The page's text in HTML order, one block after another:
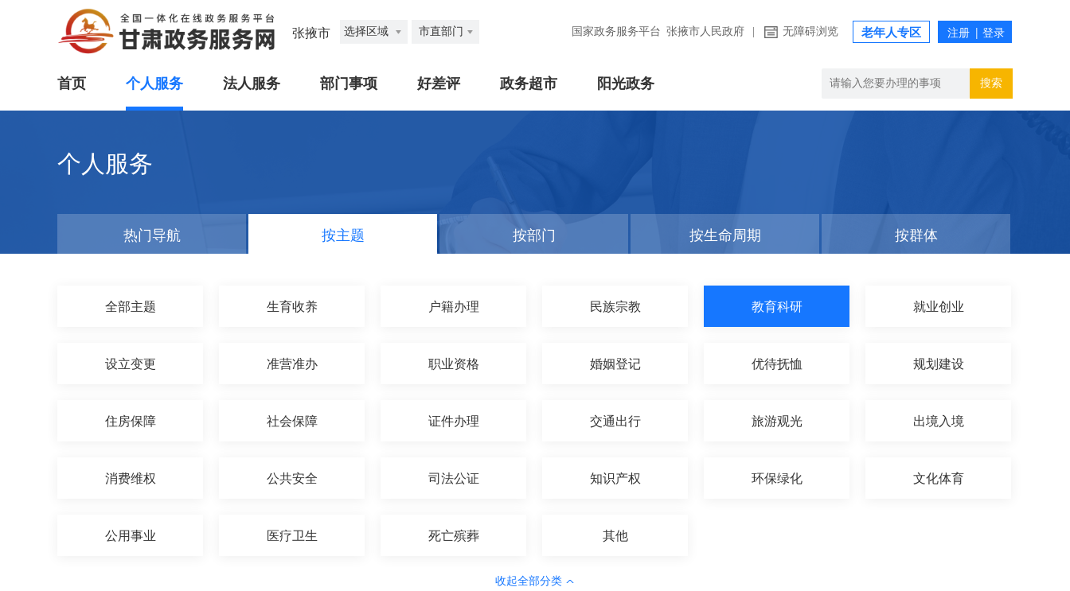
张掖市 选择区域 市直部门 国家政务服务平台 张掖市人民政府 无障碍浏览 老年人专区
首页 个人服务 法人服务 部门事项 好差评 政务超市 阳光政务 搜索
个人服务
热门导航 按主题 按部门 按生命周期 按群体
全部主题 生育收养 户籍办理 民族宗教 教育科研 就业创业
设立变更 准营准办 职业资格 婚姻登记 优待抚恤 规划建设
住房保障 社会保障 证件办理 交通出行 旅游观光 出境入境
消费维权 公共安全 司法公证 知识产权 环保绿化 文化体育
公用事业 医疗卫生 死亡殡葬 其他
收起全部分类